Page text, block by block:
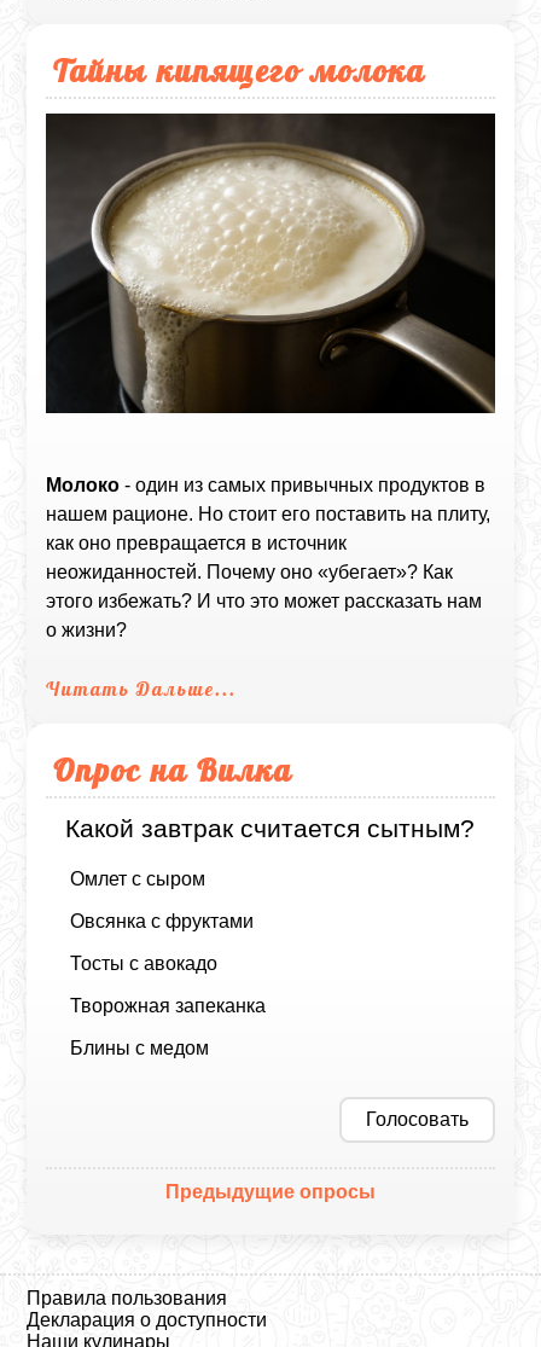
Тайны кипящего молока
Молоко - один из самых привычных продуктов в
нашем рационе. Но стоит его поставить на плиту,
как оно превращается в источник
неожиданностей. Почему оно «убегает»? Как
этого избежать? И что это может рассказать нам
о жизни?
Читать Дальше...
Опрос на Вилка
Какой завтрак считается сытным?
Омлет с сыром
Овсянка с фруктами
Тосты с авокадо
Творожная запеканка
Блины с медом
Голосовать
Предыдущие опросы
Правила пользования
Декларация о доступности
Наши кулинары